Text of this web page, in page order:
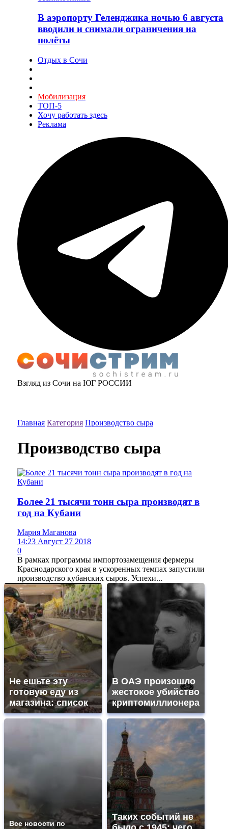
В аэропорту Геленджика ночью 6 августа
вводили и снимали ограничения на
полёты
Отдых в Сочи
Мобилизация
ТОП-5
Хочу работать здесь
Реклама
Взгляд из Сочи на ЮГ РОССИИ
Главная Категория Производство сыра
Производство сыра
Более 21 тысячи тонн сыра производят в
год на Кубани
Мария Маганова
14:23 Август 27 2018
0
В рамках программы импортозамещения фермеры
Краснодарского края в ускоренных темпах запустили
производство кубанских сыров. Успехи...
Не ешьте эту
готовую еду из
магазина: список
В ОАЭ произошло
жестокое убийство
криптомиллионера
Все новости по
Таких событий не